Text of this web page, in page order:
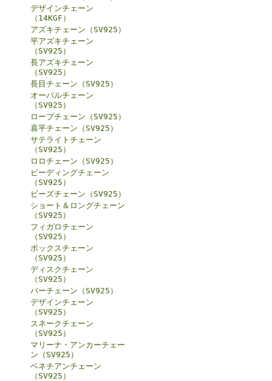
デザインチェーン
（14KGF）
アズキチェーン（SV925）
平アズキチェーン
（SV925）
長アズキチェーン
（SV925）
長目チェーン（SV925）
オーバルチェーン
（SV925）
ロープチェーン（SV925）
喜平チェーン（SV925）
サテライトチェーン
（SV925）
ロロチェーン（SV925）
ビーディングチェーン
（SV925）
ビーズチェーン（SV925）
ショート＆ロングチェーン
（SV925）
フィガロチェーン
（SV925）
ボックスチェーン
（SV925）
ディスクチェーン
（SV925）
バーチェーン（SV925）
デザインチェーン
（SV925）
スネークチェーン
（SV925）
マリーナ・アンカーチェー
ン（SV925）
ベネチアンチェーン
（SV925）